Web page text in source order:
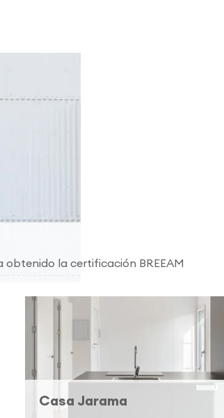
obtenido la certificación BREEAM
Casa Jarama